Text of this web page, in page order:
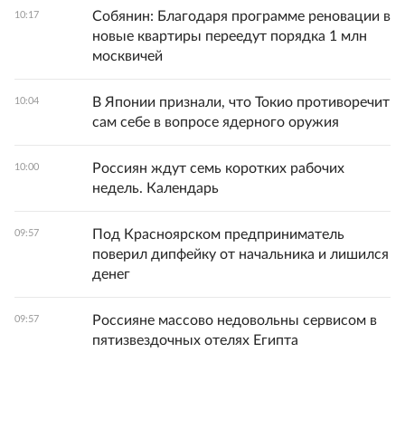
10:17
Собянин: Благодаря программе реновации в
новые квартиры переедут порядка 1 млн
москвичей
10:04
В Японии признали, что Токио противоречит
сам себе в вопросе ядерного оружия
10:00
Россиян ждут семь коротких рабочих
недель. Календарь
09:57
Под Красноярском предприниматель
поверил дипфейку от начальника и лишился
денег
09:57
Россияне массово недовольны сервисом в
пятизвездочных отелях Египта